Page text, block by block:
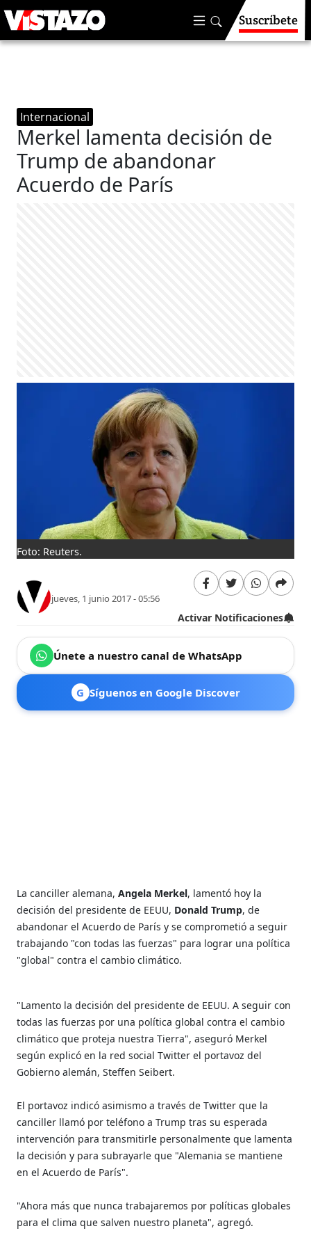
Suscríbete
Internacional
Merkel lamenta decisión de
Trump de abandonar
Acuerdo de París
Foto: Reuters.
jueves, 1 junio 2017 - 05:56
Activar Notificaciones
Únete a nuestro canal de WhatsApp
G Síguenos en Google Discover
La canciller alemana,Angela Merkel, lamentó hoy la
decisión del presidente de EEUU, Donald Trump, de
abandonar el Acuerdo de París y se comprometió a seguir
trabajando "con todas las fuerzas" para lograr una política
"global" contra el cambio climático.
"Lamento la decisión del presidente de EEUU. A seguir con
todas las fuerzas por una política global contra el cambio
climático que proteja nuestra Tierra", aseguró Merkel
según explicó en la red social Twitter el portavoz del
Gobierno alemán, Steffen Seibert.
El portavoz indicó asimismo a través de Twitter que la
canciller llamó por teléfono a Trump tras su esperada
intervención para transmitirle personalmente que lamenta
la decisión y para subrayarle que "Alemania se mantiene
en el Acuerdo de París".
"Ahora más que nunca trabajaremos por políticas globales
para el clima que salven nuestro planeta", agregó.